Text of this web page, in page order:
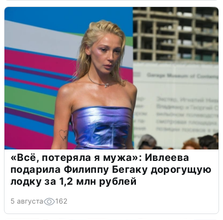
«Всё, потеряла я мужа»: Ивлеева
подарила Филиппу Бегаку дорогущую
лодку за 1,2 млн рублей
5 августа 162